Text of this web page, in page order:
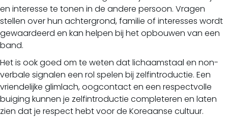
en interesse te tonen in de andere persoon. Vragen
stellen over hun achtergrond, familie of interesses wordt
gewaardeerd en kan helpen bij het opbouwen van een
band.
Het is ook goed om te weten dat lichaamstaal en non-
verbale signalen een rol spelen bij zelfintroductie. Een
vriendelijke glimlach, oogcontact en een respectvolle
buiging kunnen je zelfintroductie completeren en laten
zien dat je respect hebt voor de Koreaanse cultuur.